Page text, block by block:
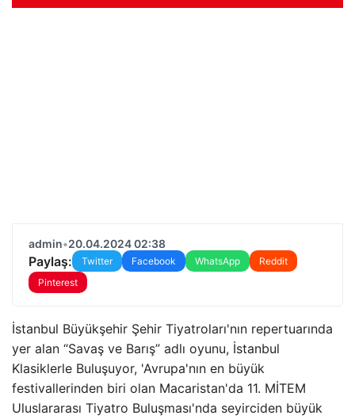
admin•20.04.2024 02:38
Paylaş: Twitter Facebook WhatsApp
Reddit
Pinterest
İstanbul Büyükşehir Şehir Tiyatroları'nın repertuarında
yer alan “Savaş ve Barış” adlı oyunu, İstanbul
Klasiklerle Buluşuyor, 'Avrupa'nın en büyük
festivallerinden biri olan Macaristan'da 11. MİTEM
Uluslararası Tiyatro Buluşması'nda seyirciden büyük